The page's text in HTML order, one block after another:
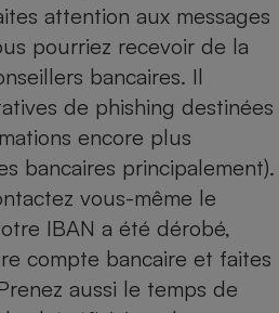
attention aux messages
pourriez recevoir de la
bancaires. Il
de phishing destinées
encore plus
bancaires principalement).
vous-même le
IBAN a été dérobé,
compte bancaire et faites
aussi le temps de
Climatiseur -
Ventilateur
Antivirus
Climatiseur -
Ventilateur